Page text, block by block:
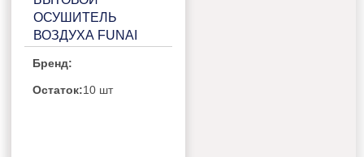
ОСУШИТЕЛЬ
ВОЗДУХА FUNAI
Бренд:
Остаток:10 шт